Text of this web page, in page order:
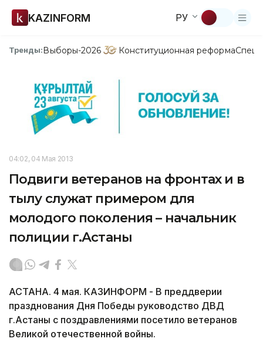
KAZINFORM РУ
Тренды:Выборы-2026 Конституционная реформа
04:02, 04 Мая 2013
Подвиги ветеранов на фронтах и в
тылу служат примером для
молодого поколения – начальник
полиции г.Астаны
АСТАНА. 4 мая. КАЗИНФОРМ - В преддверии
празднования Дня Победы руководство ДВД
г.Астаны с поздравлениями посетило ветеранов
Великой отечественной войны.